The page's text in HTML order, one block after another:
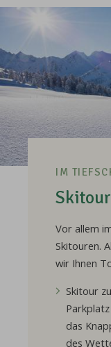
IM
Vor allem
Skitouren.
wir Ihnen
Skitour
das
des